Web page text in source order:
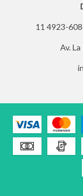
11 4923-
Av.